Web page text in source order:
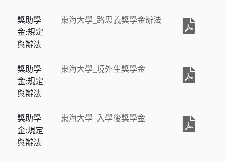
獎助學
金:規定
與辦法
東海大學_路思義獎學金辦法
獎助學
金:規定
與辦法
東海大學_境外生獎學金
獎助學
金:規定
與辦法
東海大學_入學後獎學金